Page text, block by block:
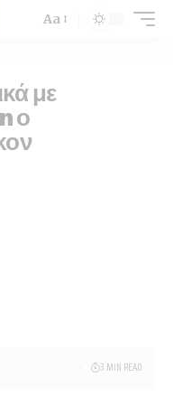
Aa
με
ο
3 MIN READ